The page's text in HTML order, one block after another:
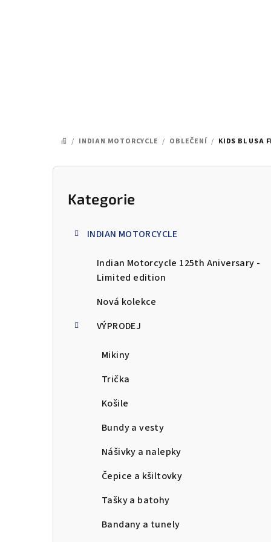
DOMŮ
/ INDIAN MOTORCYCLE / OBLEČENÍ / KIDS BL USA
P
Přeskočit
kategorie
Kategorie
INDIAN MOTORCYCLE
Indian Motorcycle 125th Aniversary -
Limited edition
Nová kolekce
VÝPRODEJ
Mikiny
Trička
Košile
Bundy a vesty
Nášivky a nalepky
Čepice a kšiltovky
Tašky a batohy
Bandany a tunely